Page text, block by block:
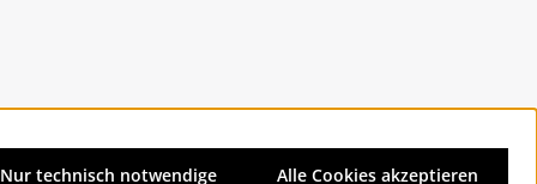
Nur technisch notwendige Alle Cookies akzeptieren